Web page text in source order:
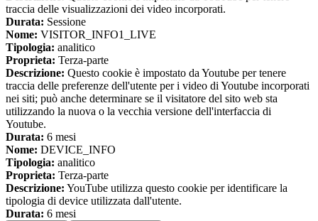
traccia delle visualizzazioni dei video incorporati.
Durata: Sessione
Nome: VISITOR_INFO1_LIVE
Tipologia: analitico
Proprieta: Terza-parte
Descrizione: Questo cookie è impostato da Youtube per tenere
traccia delle preferenze dell'utente per i video di Youtube incorporati
nei siti; può anche determinare se il visitatore del sito web sta
utilizzando la nuova o la vecchia versione dell'interfaccia di
Youtube.
Durata: 6 mesi
Nome: DEVICE_INFO
Tipologia: analitico
Proprieta: Terza-parte
Descrizione: YouTube utilizza questo cookie per identificare la
tipologia di device utilizzata dall'utente.
Durata: 6 mesi